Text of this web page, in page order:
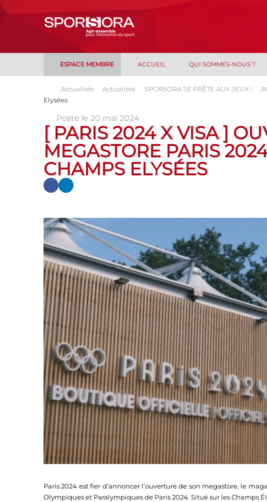
ESPACE MEMBRE ACCUEIL QUI SOMMES-NOUS ?
Actualités Actualités SPORSORA SE PRÊTE AUX JEUX !
Elysées
Posté le 20 mai 2024
[ PARIS 2024 X VISA ]
MEGASTORE PARIS
CHAMPS ELYSÉES
Paris 2024 est fier d’annoncer l’ouverture de son megastore, le
Olympiques et Paralympiques de Paris 2024. Situé sur les Champs